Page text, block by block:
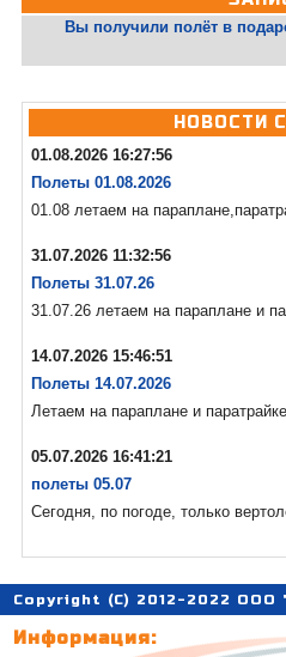
Вы получили полёт в
НОВОСТИ
01.08.2026 16:27:56
Полеты 01.08.2026
01.08 летаем на
31.07.2026 11:32:56
Полеты 31.07.26
31.07.26 летаем на параплане и
14.07.2026 15:46:51
Полеты 14.07.2026
Летаем на параплане и
05.07.2026 16:41:21
полеты 05.07
Сегодня, по погоде, только
Copyright (C) 2012-2022 ООО
Информация: